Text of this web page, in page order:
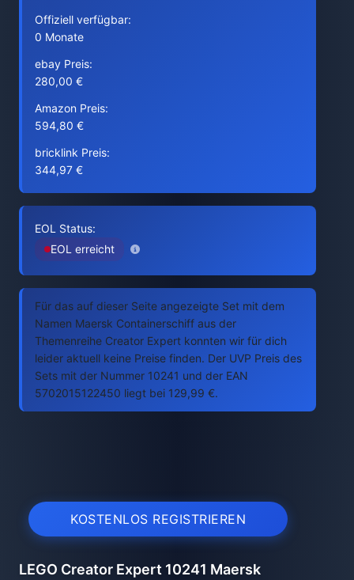
Offiziell verfügbar:
0 Monate
ebay Preis:
280,00 €
Amazon Preis:
594,80 €
bricklink Preis:
344,97 €
EOL Status:
EOL erreicht
Für das auf dieser Seite angezeigte Set mit dem
Namen Maersk Containerschiff aus der
Themenreihe Creator Expert konnten wir für dich
leider aktuell keine Preise finden. Der UVP Preis des
Sets mit der Nummer 10241 und der EAN
5702015122450 liegt bei 129,99 €.
KOSTENLOS REGISTRIEREN
LEGO Creator Expert 10241 Maersk